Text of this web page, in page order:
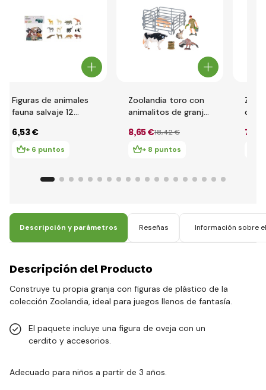
Figuras de animales
fauna salvaje 12
6,53 €
+ 6 puntos
Zoolandia toro con
animalitos de granja
8,65 €18,42 €
+ 8 puntos
con
7
Descripción y parámetros Reseñas Información sobre
Descripción del Producto
Construye tu propia granja con figuras de plástico de la
colección Zoolandia, ideal para juegos llenos de fantasía.
El paquete incluye una figura de oveja con un
cerdito y accesorios.
Adecuado para niños a partir de 3 años.